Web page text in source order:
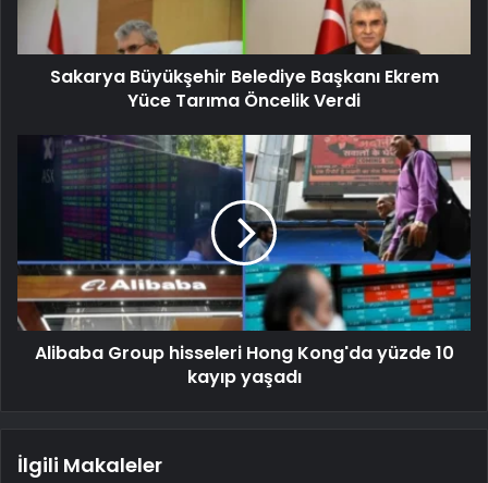
Sakarya Büyükşehir Belediye Başkanı Ekrem
Yüce Tarıma Öncelik Verdi
Alibaba Group hisseleri Hong Kong'da yüzde 10
kayıp yaşadı
İlgili Makaleler